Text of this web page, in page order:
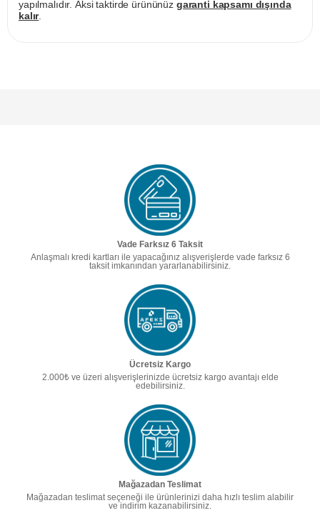
yapılmalıdır. Aksi taktirde ürününüz garanti kapsamı dışında
kalır.
Vade Farksız 6 Taksit
Anlaşmalı kredi kartları ile yapacağınız alışverişlerde vade farksız 6
taksit imkanından yararlanabilirsiniz.
Ücretsiz Kargo
2.000₺ ve üzeri alışverişlerinizde ücretsiz kargo avantajı elde
edebilirsiniz.
Mağazadan Teslimat
Mağazadan teslimat seçeneği ile ürünlerinizi daha hızlı teslim alabilir
ve indirim kazanabilirsiniz.